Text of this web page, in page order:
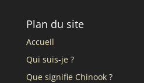
Plan du site
Accueil
Qui suis-je ?
Que signifie Chinook ?